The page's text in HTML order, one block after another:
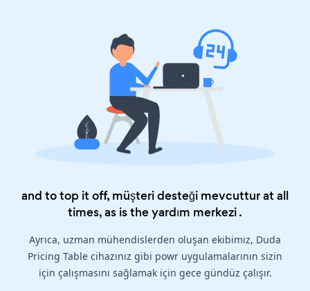
and to top it off, müşteri desteği mevcuttur at all
times, as is theyardım merkezi.
Ayrıca, uzman mühendislerden oluşan ekibimiz, Duda
Pricing Table cihazınız gibi powr uygulamalarının sizin
için çalışmasını sağlamak için gece gündüz çalışır.